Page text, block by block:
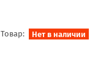
Товар: Нет в наличии